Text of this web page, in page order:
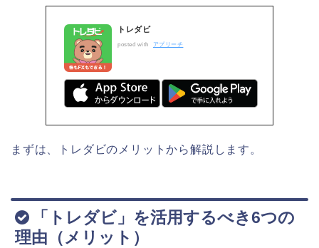
トレダビ
posted with アプリーチ
まずは、トレダビのメリットから解説します。
「トレダビ」を活用するべき6つの
理由（メリット）